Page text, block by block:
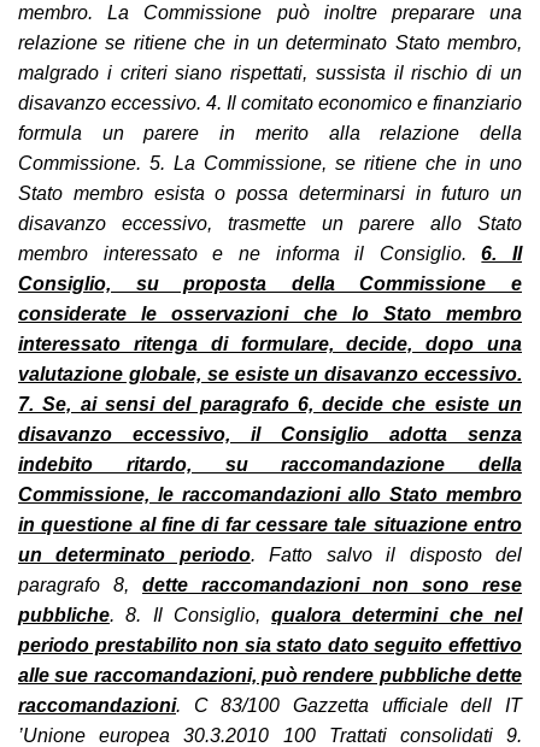
membro. La Commissione può inoltre preparare una
relazione se ritiene che in un determinato Stato membro,
malgrado i criteri siano rispettati, sussista il rischio di un
disavanzo eccessivo. 4. Il comitato economico e finanziario
formula un parere in merito alla relazione della
Commissione. 5. La Commissione, se ritiene che in uno
Stato membro esista o possa determinarsi in futuro un
disavanzo eccessivo, trasmette un parere allo Stato
membro interessato e ne informa il Consiglio.6. Il
Consiglio, su proposta della Commissione e
considerate le osservazioni che lo Stato membro
interessato ritenga di formulare, decide, dopo una
valutazione globale, se esiste un disavanzo eccessivo.
7. Se, ai sensi del paragrafo 6, decide che esiste un
disavanzo eccessivo, il Consiglio adotta senza
indebito ritardo, su raccomandazione della
Commissione, le raccomandazioni allo Stato membro
in questione al fine di far cessare tale situazione entro
un determinato periodo. Fatto salvo il disposto del
paragrafo 8, dette raccomandazioni non sono rese
pubbliche. 8. Il Consiglio,qualora determini che nel
periodo prestabilito non sia stato dato seguito effettivo
alle sue raccomandazioni, può rendere pubbliche dette
raccomandazioni. C 83/100 Gazzetta ufficiale dell IT
’Unione europea 30.3.2010 100 Trattati consolidati 9.